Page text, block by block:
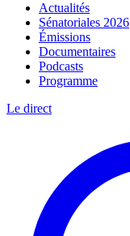
Actualités
Sénatoriales 2026
Émissions
Documentaires
Podcasts
Programme
Le direct